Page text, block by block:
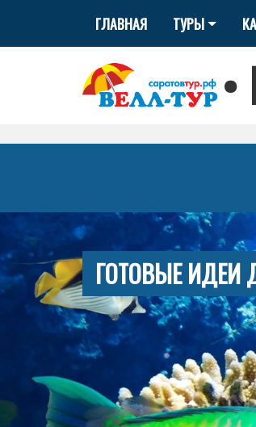
ГЛАВНАЯ ТУРЫ
•
ГОТОВЫЕ ИДЕИ